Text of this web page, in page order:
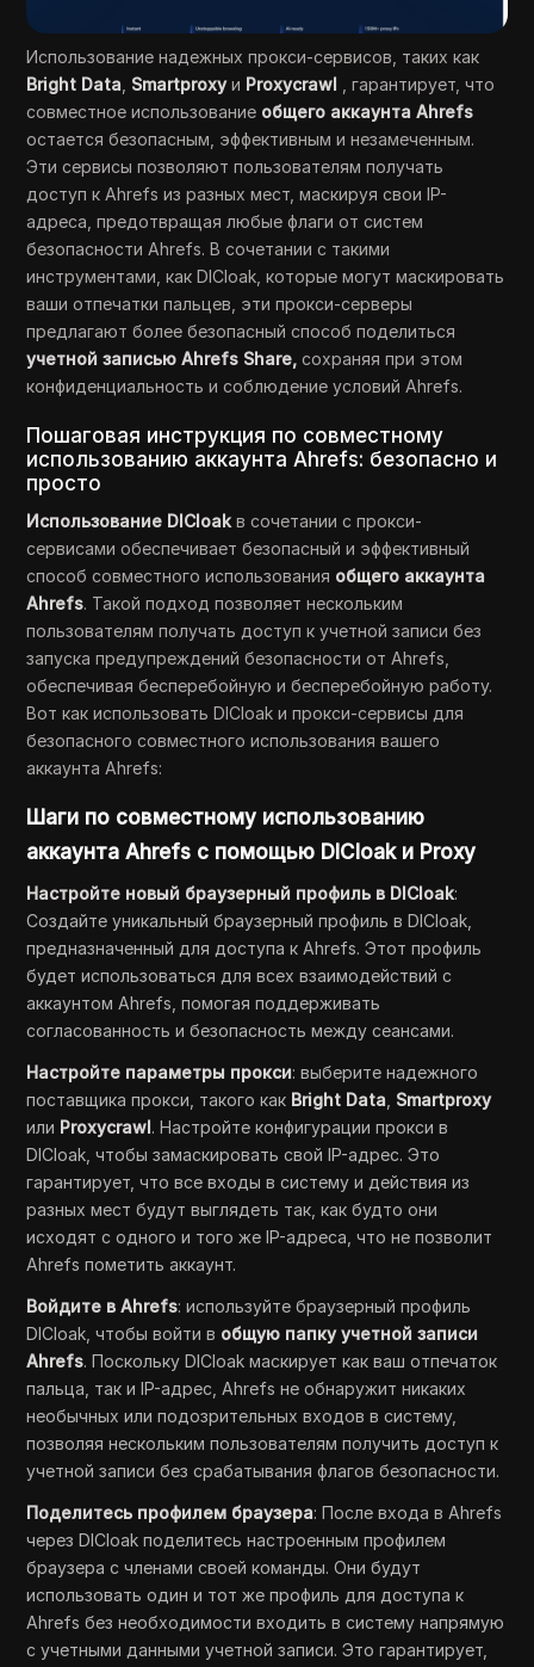
Использование надежных прокси-сервисов, таких как
Bright Data Smartproxyи Proxycrawl , гарантирует, что
совместное использование общего аккаунта Ahrefs
остается безопасным, эффективным и незамеченным.
Эти сервисы позволяют пользователям получать
доступ к Ahrefs из разных мест, маскируя свои IP-
адреса, предотвращая любые флаги от систем
безопасности Ahrefs. В сочетании с такими
инструментами, как DICloak, которые могут маскировать
ваши отпечатки пальцев, эти прокси-серверы
предлагают более безопасный способ поделиться
учетной записью Ahrefs Share, сохраняя при этом
конфиденциальность и соблюдение условий Ahrefs.
Пошаговая инструкция по совместному
использованию аккаунта Ahrefs: безопасно и
просто
Использование DICloak в сочетании с прокси-
сервисами обеспечивает безопасный и эффективный
способ совместного использования общего аккаунта
Ahrefs. Такой подход позволяет нескольким
пользователям получать доступ к учетной записи без
запуска предупреждений безопасности от Ahrefs,
обеспечивая бесперебойную и бесперебойную работу.
Вот как использовать DICloak и прокси-сервисы для
безопасного совместного использования вашего
аккаунта Ahrefs:
Шаги по совместному использованию
аккаунта Ahrefs с помощью DICloak и Proxy
Настройте новый браузерный профиль в DICloak:
Создайте уникальный браузерный профиль в DICloak,
предназначенный для доступа к Ahrefs. Этот профиль
будет использоваться для всех взаимодействий с
аккаунтом Ahrefs, помогая поддерживать
согласованность и безопасность между сеансами.
Настройте параметры прокси: выберите надежного
поставщика прокси, такого как Bright Data Smartproxy
или Proxycrawl. Настройте конфигурации прокси в
DICloak, чтобы замаскировать свой IP-адрес. Это
гарантирует, что все входы в систему и действия из
разных мест будут выглядеть так, как будто они
исходят с одного и того же IP-адреса, что не позволит
Ahrefs пометить аккаунт.
Войдите в Ahrefs: используйте браузерный профиль
DICloak, чтобы войти в общую папку учетной записи
Ahrefs. Поскольку DICloak маскирует как ваш отпечаток
пальца, так и IP-адрес, Ahrefs не обнаружит никаких
необычных или подозрительных входов в систему,
позволяя нескольким пользователям получить доступ к
учетной записи без срабатывания флагов безопасности.
Поделитесь профилем браузера: После входа в Ahrefs
через DICloak поделитесь настроенным профилем
браузера с членами своей команды. Они будут
использовать один и тот же профиль для доступа к
Ahrefs без необходимости входить в систему напрямую
с учетными данными учетной записи. Это гарантирует,